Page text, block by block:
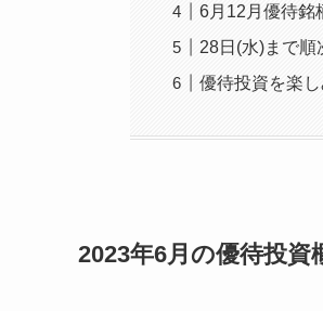
6月12月優待銘
28日(水)まで順
優待投資を楽し
2023年6月の優待投資